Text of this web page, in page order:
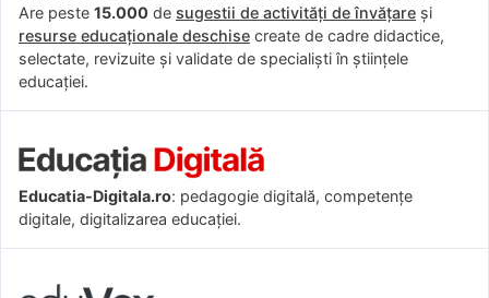
Are peste 15.000 de sugestii de activități de învățare și
resurse educaționale deschise create de cadre didactice,
selectate, revizuite și validate de specialiști în științele
educației.
Educatia-Digitala.ro: pedagogie digitală, competențe
digitale, digitalizarea educației.